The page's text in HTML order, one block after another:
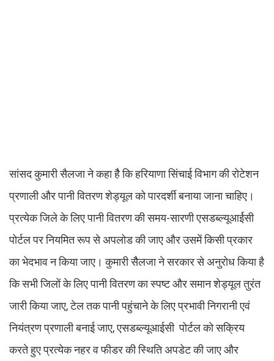
सांसद कुमारी सैलजा ने कहा हैै कि हरियाणा सिंचाई विभाग की रोटेशन
प्रणाली और पानी वितरण शेड्यूल को पारदर्शी बनाया जाना चाहिए।
प्रत्येक जिले के लिए पानी वितरण की समय-सारणी एसडब्ल्यूआर्ईसी
पोर्टल पर नियमित रूप से अपलोड की जाए और उसमें किसी प्रकार
का भेदभाव न किया जाए। कुमारी सैैलजा ने सरकार से अनुरोध किया है
कि सभी जिलों के लिए पानी वितरण का स्पष्ट और समान शेड्यूल तुरंत
जारी किया जाए, टेल तक पानी पहुंचाने के लिए प्रभावी निगरानी एवं
नियंत्रण प्रणाली बनाई जाए, एसडब्ल्यूआईसी पोर्टल को सक्रिय
करते हुए प्रत्येक नहर व फीडर की स्थिति अपडेट की जाए और